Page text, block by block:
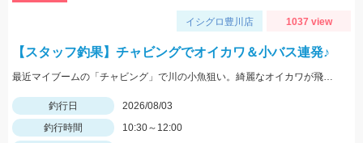
イシグロ豊川店 1037 view
【スタッフ釣果】チャビングでオイカワ＆小バス連発♪
最近マイブームの「チャビング」で川の小魚狙い。綺麗なオイカワが飛び出しました♪途中からはブラックバスの子供がスプーンやスピナーに連続ヒットしてきました。
釣行日
2026/08/03
釣行時間
10:30～12:00